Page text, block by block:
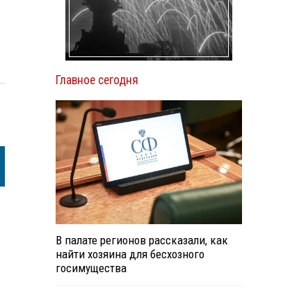
Главное сегодня
В палате регионов рассказали, как
найти хозяина для бесхозного
госимущества